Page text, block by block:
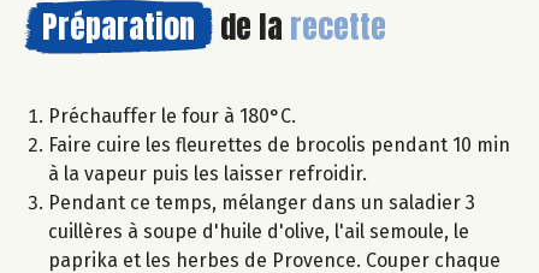
Préparation de la recette
Préchauffer le four à 180°C.
Faire cuire les fleurettes de brocolis pendant 10 min
à la vapeur puis les laisser refroidir.
Pendant ce temps, mélanger dans un saladier 3
cuillères à soupe d'huile d'olive, l'ail semoule, le
paprika et les herbes de Provence. Couper chaque